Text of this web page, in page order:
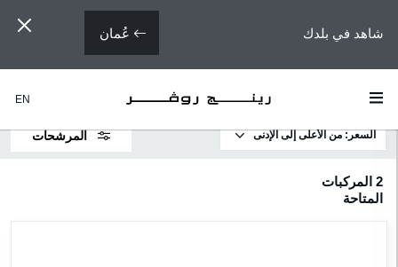
شاهد في بلدك عُمان
EN
السعر: من الأعلى إلى الإدنى المرشحات
2 المركبات
المتاحة
رينج